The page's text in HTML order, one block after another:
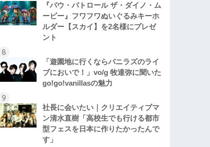
『パウ・パトロール ザ・ダイノ・ム
ービー』フワフワぬいぐるみキーホ
ルダー【スカイ】を2名様にプレゼ
ント
「遊園地に行くならバニラズのライ
ブにおいで！」vo/g 牧達弥に聞いた
go!go!vanillasの魅力
社長に会いたい｜クリエイティブマ
ン清水直樹「高校生でも行ける都市
型フェスを日本に作りたかったんで
す」